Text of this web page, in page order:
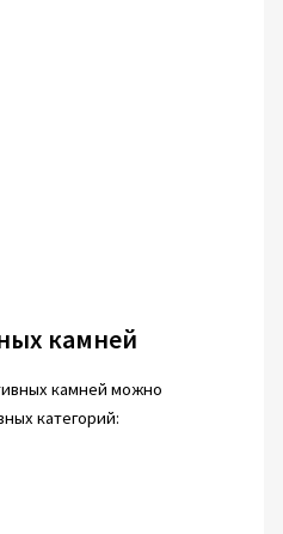
камней
камней можно
категорий: